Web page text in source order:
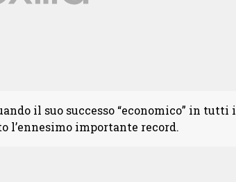
il suo successo “economico” in tutti i
l’ennesimo importante record.